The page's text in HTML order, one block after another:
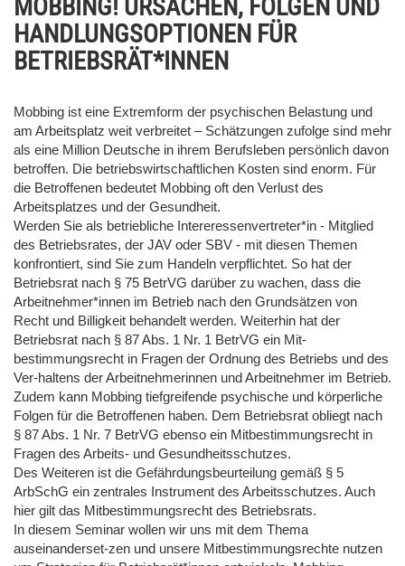
MOBBING! URSACHEN, FOLGEN UND
HANDLUNGSOPTIONEN FÜR
BETRIEBSRÄT*INNEN
Mobbing ist eine Extremform der psychischen Belastung und
am Arbeitsplatz weit verbreitet – Schätzungen zufolge sind mehr
als eine Million Deutsche in ihrem Berufsleben persönlich davon
betroffen. Die betriebswirtschaftlichen Kosten sind enorm. Für
die Betroffenen bedeutet Mobbing oft den Verlust des
Arbeitsplatzes und der Gesundheit.
Werden Sie als betriebliche Intereressenvertreter*in - Mitglied
des Betriebsrates, der JAV oder SBV - mit diesen Themen
konfrontiert, sind Sie zum Handeln verpflichtet. So hat der
Betriebsrat nach § 75 BetrVG darüber zu wachen, dass die
Arbeitnehmer*innen im Betrieb nach den Grundsätzen von
Recht und Billigkeit behandelt werden. Weiterhin hat der
Betriebsrat nach § 87 Abs. 1 Nr. 1 BetrVG ein Mit-
bestimmungsrecht in Fragen der Ordnung des Betriebs und des
Ver-haltens der Arbeitnehmerinnen und Arbeitnehmer im Betrieb.
Zudem kann Mobbing tiefgreifende psychische und körperliche
Folgen für die Betroffenen haben. Dem Betriebsrat obliegt nach
§ 87 Abs. 1 Nr. 7 BetrVG ebenso ein Mitbestimmungsrecht in
Fragen des Arbeits- und Gesundheitsschutzes.
Des Weiteren ist die Gefährdungsbeurteilung gemäß § 5
ArbSchG ein zentrales Instrument des Arbeitsschutzes. Auch
hier gilt das Mitbestimmungsrecht des Betriebsrats.
In diesem Seminar wollen wir uns mit dem Thema
auseinanderset-zen und unsere Mitbestimmungsrechte nutzen